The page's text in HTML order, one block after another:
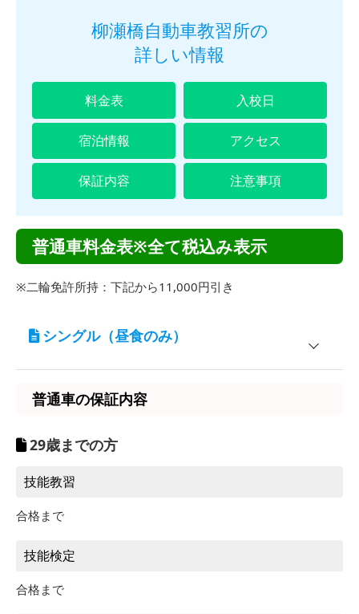
柳瀬橋自動車教習所の
詳しい情報
料金表 入校日
宿泊情報 アクセス
保証内容 注意事項
普通車料金表※全て税込み表示
※二輪免許所持：下記から11,000円引き
シングル（昼食のみ）
学校寮 ホワイトプラザ玉村
シティーハイツクレマチス
普通車の保証内容
29歳までの方
技能教習
合格まで
技能検定
合格まで